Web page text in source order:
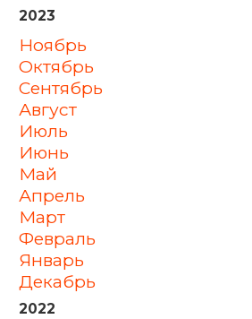
2023
ноябрь
октябрь
сентябрь
август
июль
июнь
май
апрель
март
февраль
январь
декабрь
2022